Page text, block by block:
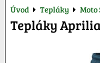
Úvod Tepláky Moto
Tepláky